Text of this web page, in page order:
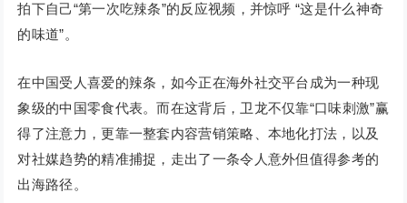
拍下自己“第一次吃辣条”的反应视频，并惊呼 “这是什么神奇
的味道”。
在中国受人喜爱的辣条，如今正在海外社交平台成为一种现
象级的中国零食代表。而在这背后，卫龙不仅靠“口味刺激”赢
得了注意力，更靠一整套内容营销策略、本地化打法，以及
对社媒趋势的精准捕捉，走出了一条令人意外但值得参考的
出海路径。